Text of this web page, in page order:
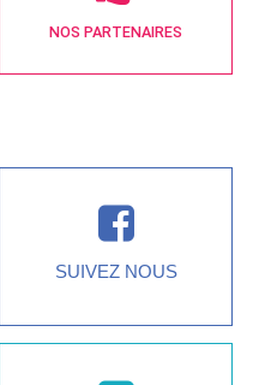
NOS PARTENAIRES
SUIVEZ NOUS